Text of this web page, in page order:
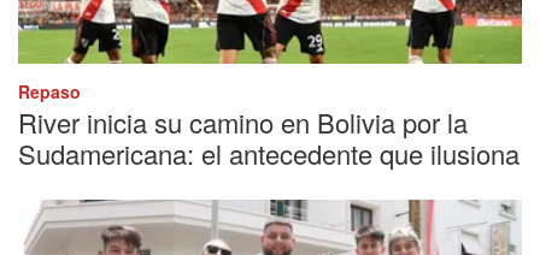
Repaso
River inicia su camino en Bolivia por la
Sudamericana: el antecedente que ilusiona